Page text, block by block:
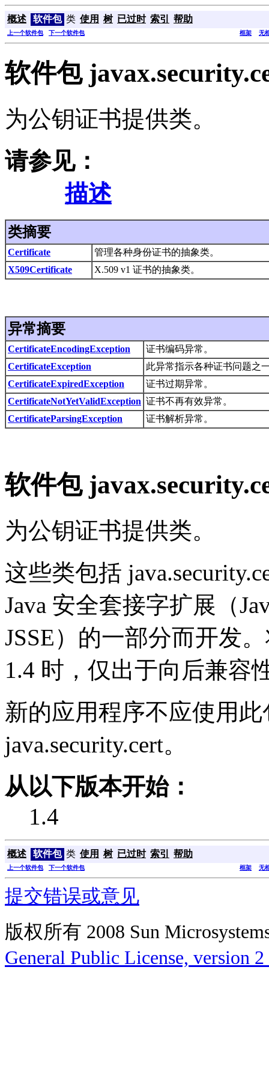
概述 软件包 类 使用 树 已过时 索引 帮助
上一个软件包 下一个软件包 框架 无
软件包
为公钥证书提供类。
请参见：
描述
类摘要
Certificate
管理各种身份证书的抽象类。
X509Certificate
X.509 v1 证书的抽象类。
异常摘要
CertificateEncodingException
证书编码异常。
CertificateException
此异常指示各种证书问题之
CertificateExpiredException
证书过期异常。
CertificateNotYetValidException 证书不再有效异常。
CertificateParsingException
证书解析异常。
软件包
为公钥证书提供类。
这些类包括
Java 安全套接字扩展（
JSSE）的一部分而开发
1.4 时，仅出于向后兼容
新的应用程序不应使用
java.security.cert。
从以下版本开始：
1.4
概述 软件包 类 使用 树 已过时 索引 帮助
上一个软件包 下一个软件包 框架 无
提交错误或意见
版权所有 2008 Sun
General Public License, version